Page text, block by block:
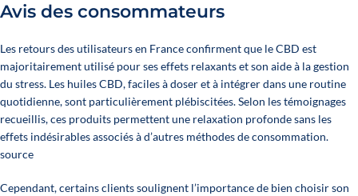
Avis des consommateurs
Les retours des utilisateurs en France confirment que le CBD est
majoritairement utilisé pour ses effets relaxants et son aide à la gestion
du stress. Les huiles CBD, faciles à doser et à intégrer dans une routine
quotidienne, sont particulièrement plébiscitées. Selon les témoignages
recueillis, ces produits permettent une relaxation profonde sans les
effets indésirables associés à d’autres méthodes de consommation.
source
Cependant, certains clients soulignent l’importance de bien choisir son